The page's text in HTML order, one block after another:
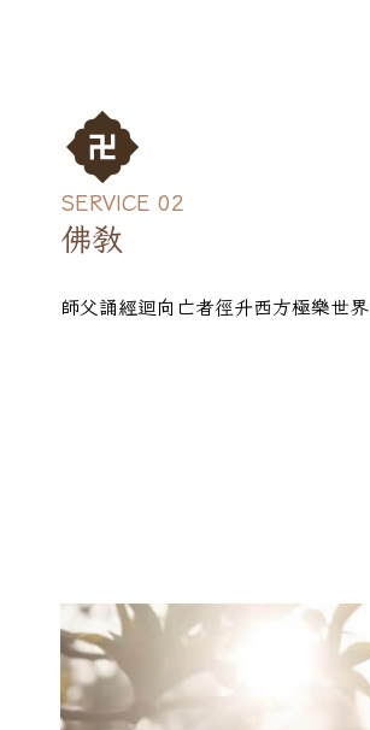
SERVICE 02
佛教
師父誦經迴向亡者徑升西方極樂世界